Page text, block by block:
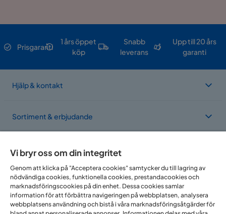
Prisgaranti
1 års öppet
köp
Snabb
leverans
Upp till 20 års
garanti
Hjälp & kontakt
Sortiment & erbjudande
Vi finns i flera länder
Vi bryr oss om din integritet
Genom att klicka på "Acceptera cookies" samtycker du till lagring av
nödvändiga cookies, funktionella cookies, prestandacookies och
marknadsföringscookies på din enhet. Dessa cookies samlar
information för att förbättra navigeringen på webbplatsen, analysera
webbplatsens användning och bistå i våra marknadsföringsåtgärder för